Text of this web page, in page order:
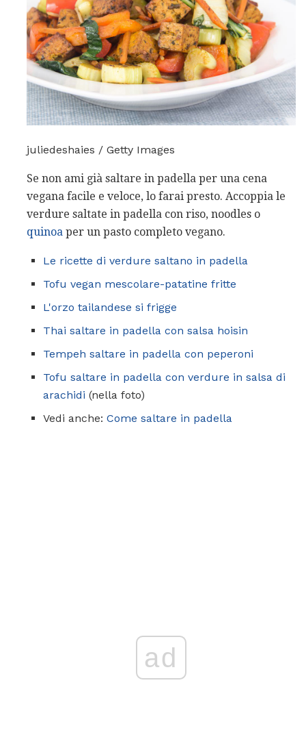
juliedeshaies / Getty Images
Se non ami già saltare in padella per una cena
vegana facile e veloce, lo farai presto. Accoppia le
verdure saltate in padella con riso, noodles o
quinoa per un pasto completo vegano.
Le ricette di verdure saltano in padella
Tofu vegan mescolare-patatine fritte
L'orzo tailandese si frigge
Thai saltare in padella con salsa hoisin
Tempeh saltare in padella con peperoni
Tofu saltare in padella con verdure in salsa di
arachidi (nella foto)
Vedi anche: Come saltare in padella
ad